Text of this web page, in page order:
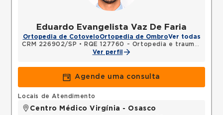
Eduardo Evangelista Vaz De Faria
Ortopedia de CotoveloOrtopedia de OmbroVer todas
CRM 226902/SP •
RQE 127760 - Ortopedia e traumatologia
Ver perfil
Agende uma consulta
Locais de Atendimento
Centro Médico Virgínia - Osasco